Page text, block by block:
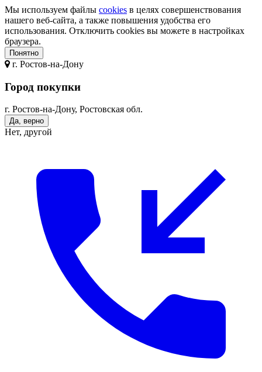
Мы используем файлы cookies в целях совершенствования
нашего веб-сайта, а также повышения удобства его
использования. Отключить cookies вы можете в настройках
браузера.
Понятно
г. Ростов-на-Дону
Город покупки
г. Ростов-на-Дону, Ростовская обл.
Да, верно
Нет, другой